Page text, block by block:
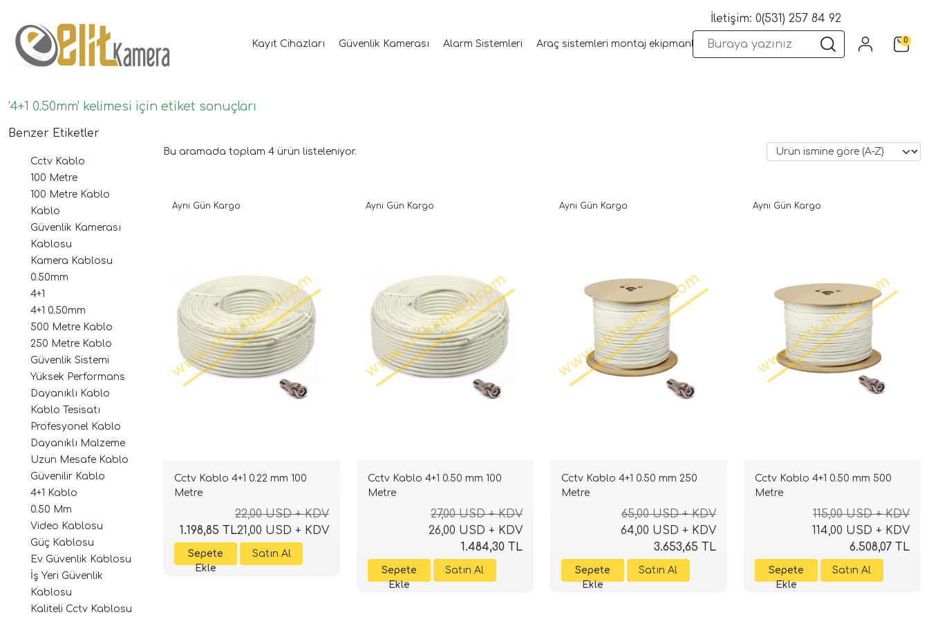
Kayıt Cihazları Güvenlik Kamerası Alarm Sistemleri Araç sistemleri montaj ekipmanları Wifi Kameralar Yangın Sistemleri
İletişim: 0(531) 257 84 92
0
'4+1 0.50mm' kelimesi için etiket sonuçları
Benzer Etiketler
Cctv Kablo
100 Metre
100 Metre Kablo
Kablo
Güvenlik Kamerası
Kablosu
Kamera Kablosu
0.50mm
4+1
4+1 0.50mm
500 Metre Kablo
250 Metre Kablo
Güvenlik Sistemi
Yüksek Performans
Dayanıklı Kablo
Kablo Tesisatı
Profesyonel Kablo
Dayanıklı Malzeme
Uzun Mesafe Kablo
Güvenilir Kablo
4+1 Kablo
0.50 Mm
Video Kablosu
Güç Kablosu
Ev Güvenlik Kablosu
İş Yeri Güvenlik
Kablosu
Kaliteli Cctv Kablosu
Bu aramada toplam 4 ürün listeleniyor.
Cctv Kablo 4+1 0.22 mm 100
Metre
22,00 USD + KDV
21,00 USD + KDV
1.198,85 TL
Aynı Gün Kargo
Cctv Kablo 4+1 0.50 mm 100
Metre
27,00 USD + KDV
26,00 USD + KDV
1.484,30 TL
Aynı Gün Kargo
Cctv Kablo 4+1 0.50 mm 250
Metre
65,00 USD + KDV
64,00 USD + KDV
3.653,65 TL
Aynı Gün Kargo
Cctv Kablo 4+1 0.50 mm 500
Metre
115,00 USD + KDV
114,00 USD + KDV
6.508,07 TL
Aynı Gün Kargo